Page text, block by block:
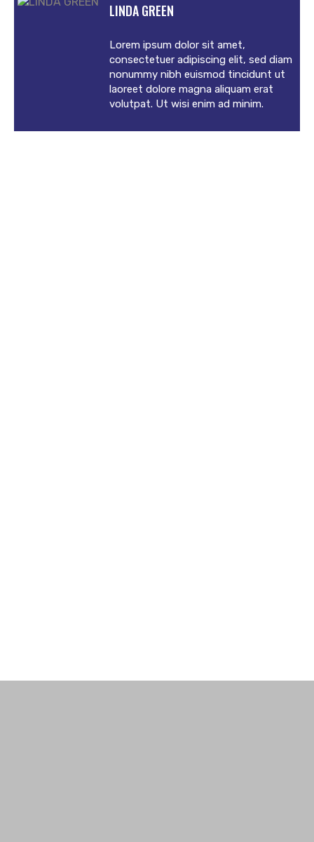
LINDA GREEN
Lorem ipsum dolor sit amet,
consectetuer adipiscing elit, sed diam
nonummy nibh euismod tincidunt ut
laoreet dolore magna aliquam erat
volutpat. Ut wisi enim ad minim.